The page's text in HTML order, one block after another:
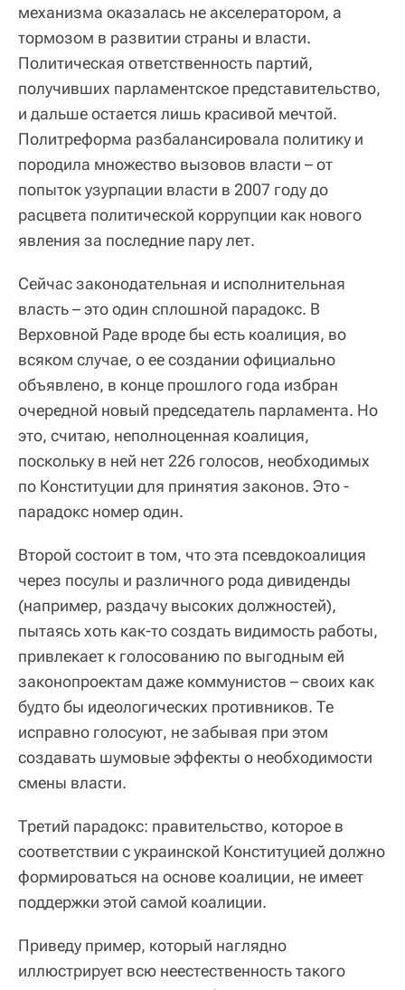
механизма оказалась не акселератором, а
тормозом в развитии страны и власти.
Политическая ответственность партий,
получивших парламентское представительство,
и дальше остается лишь красивой мечтой.
Политреформа разбалансировала политику и
породила множество вызовов власти – от
попыток узурпации власти в 2007 году до
расцвета политической коррупции как нового
явления за последние пару лет.
Сейчас законодательная и исполнительная
власть – это один сплошной парадокс. В
Верховной Раде вроде бы есть коалиция, во
всяком случае, о ее создании официально
объявлено, в конце прошлого года избран
очередной новый председатель парламента. Но
это, считаю, неполноценная коалиция,
поскольку в ней нет 226 голосов, необходимых
по Конституции для принятия законов. Это -
парадокс номер один.
Второй состоит в том, что эта псевдокоалиция
через посулы и различного рода дивиденды
(например, раздачу высоких должностей),
пытаясь хоть как-то создать видимость работы,
привлекает к голосованию по выгодным ей
законопроектам даже коммунистов – своих как
будто бы идеологических противников. Те
исправно голосуют, не забывая при этом
создавать шумовые эффекты о необходимости
смены власти.
Третий парадокс: правительство, которое в
соответствии с украинской Конституцией должно
формироваться на основе коалиции, не имеет
поддержки этой самой коалиции.
Приведу пример, который наглядно
иллюстрирует всю неестественность такого